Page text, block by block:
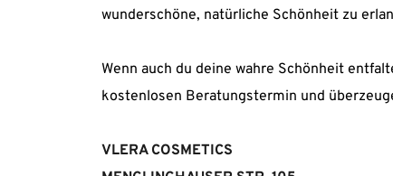
wunderschöne, natürliche Schönheit zu
Wenn auch du deine wahre Schönheit
kostenlosen Beratungstermin und
VLERA COSMETICS